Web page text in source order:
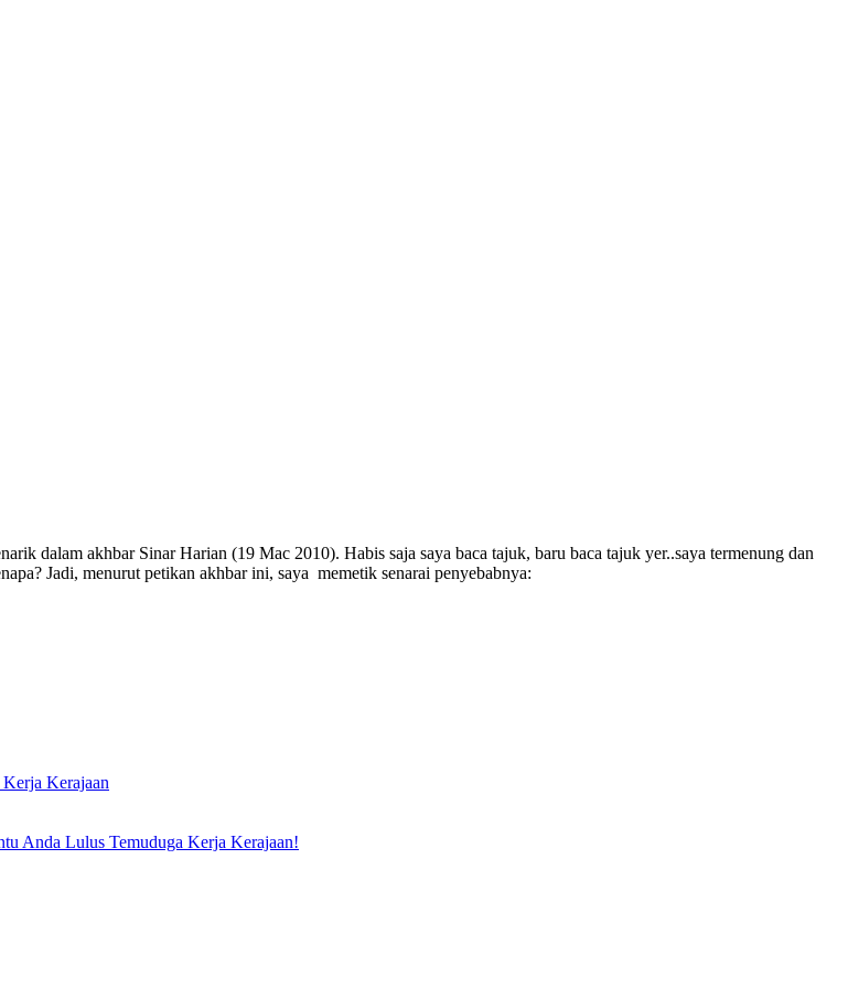
dalam akhbar Sinar Harian (19 Mac 2010). Habis saja saya baca tajuk, baru baca tajuk yer..saya termenung dan
Jadi, menurut petikan akhbar ini, saya memetik senarai penyebabnya:
Kerajaan
Anda Lulus Temuduga Kerja Kerajaan!